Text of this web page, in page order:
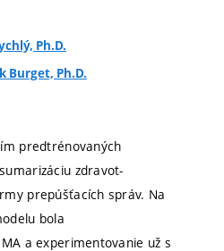
Ph.D.
Burget, Ph.D.
predtrénovaných
zdravot-
prepúšťacích správ. Na
bola
a experimentovanie už s